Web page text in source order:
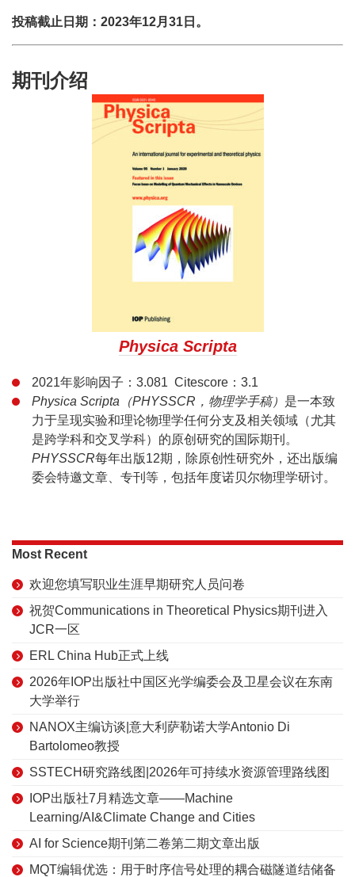
投稿截止日期：2023年12月31日。
期刊介绍
Physica Scripta
2021年影响因子：3.081 Citescore：3.1
Physica Scripta（PHYSSCR，物理学手稿） 是一本致
力于呈现实验和理论物理学任何分支及相关领域（尤其
是跨学科和交叉学科）的原创研究的国际期刊。
PHYSSCR每年出版12期，除原创性研究外，还出版编
委会特邀文章、专刊等，包括年度诺贝尔物理学研讨。
Most Recent
欢迎您填写职业生涯早期研究人员问卷
祝贺Communications in Theoretical Physics期刊进入
JCR一区
ERL China Hub正式上线
2026年IOP出版社中国区光学编委会及卫星会议在东南
大学举行
NANOX主编访谈|意大利萨勒诺大学Antonio Di
Bartolomeo教授
SSTECH研究路线图|2026年可持续水资源管理路线图
IOP出版社7月精选文章——Machine
Learning/AI&Climate Change and Cities
AI for Science期刊第二卷第二期文章出版
MQT编辑优选：用于时序信号处理的耦合磁隧道结储备